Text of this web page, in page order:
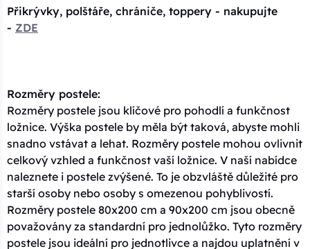
Přikrývky, polštáře, chrániče, toppery - nakupujte
- ZDE
Rozměry postele:
Rozměry postele jsou klíčové pro pohodlí a funkčnost
ložnice. Výška postele by měla být taková, abyste mohli
snadno vstávat a lehat. Rozměry postele mohou ovlivnit
celkový vzhled a funkčnost vaší ložnice. V naší nabídce
naleznete i postele zvýšené. To je obzvláště důležité pro
starší osoby nebo osoby s omezenou pohyblivostí.
Rozměry postele 80x200 cm a 90x200 cm jsou obecně
považovány za standardní pro jednolůžko. Tyto rozměry
postele jsou ideální pro jednotlivce a najdou uplatnění v